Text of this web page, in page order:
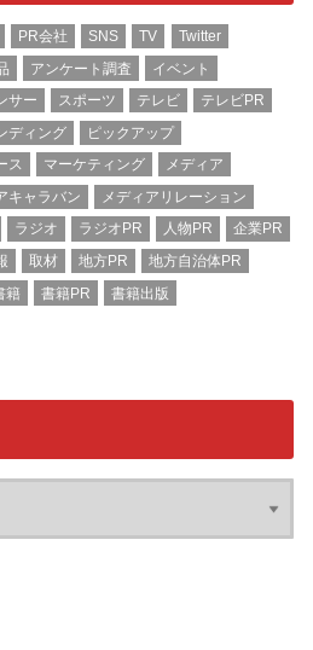
PR会社 SNS TV
Twitter
アンケート調査
イベント
サー スポーツ テレビ
テレビPR
ディング
ピックアップ
ス マーケティング
メディア
キャラバン
メディアリレーション
ラジオ ラジオPR 人物PR
企業PR
取材 地方PR
地方自治体PR
籍 書籍PR
書籍出版